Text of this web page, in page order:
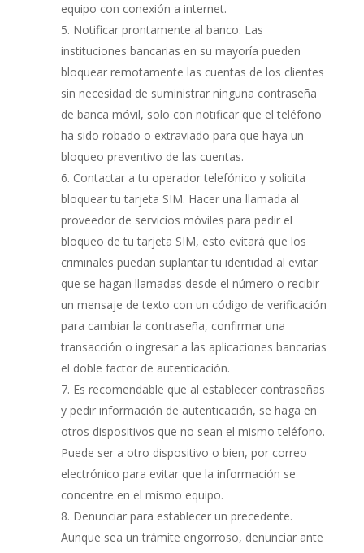
equipo con conexión a internet.
Notificar prontamente al banco. Las
instituciones bancarias en su mayoría pueden
bloquear remotamente las cuentas de los clientes
sin necesidad de suministrar ninguna contraseña
de banca móvil, solo con notificar que el teléfono
ha sido robado o extraviado para que haya un
bloqueo preventivo de las cuentas.
Contactar a tu operador telefónico y solicita
bloquear tu tarjeta SIM. Hacer una llamada al
proveedor de servicios móviles para pedir el
bloqueo de tu tarjeta SIM, esto evitará que los
criminales puedan suplantar tu identidad al evitar
que se hagan llamadas desde el número o recibir
un mensaje de texto con un código de verificación
para cambiar la contraseña, confirmar una
transacción o ingresar a las aplicaciones bancarias
el doble factor de autenticación.
Es recomendable que al establecer contraseñas
y pedir información de autenticación, se haga en
otros dispositivos que no sean el mismo teléfono.
Puede ser a otro dispositivo o bien, por correo
electrónico para evitar que la información se
concentre en el mismo equipo.
Denunciar para establecer un precedente.
Aunque sea un trámite engorroso, denunciar ante